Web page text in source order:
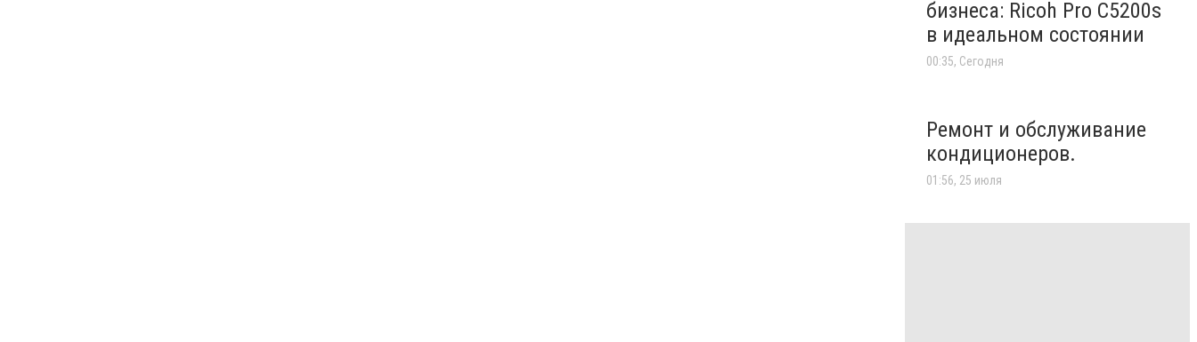
бизнеса: Ricoh Pro C5200s
в идеальном состоянии
00:35, Сегодня
Ремонт и обслуживание
кондиционеров.
01:56, 25 июля